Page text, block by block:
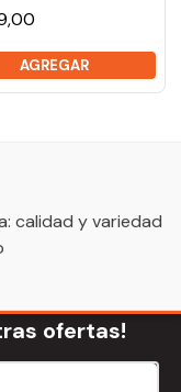
AGREGAR
calidad y variedad
ofertas!